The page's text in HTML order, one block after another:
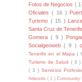
Fotos de Negocios (
Oficiales ( 16 )
Turismo ( 15 )
Santa Cruz de
Gomera ( 9 )
Socialgeoweb( 9 )
Tenerife en el Mapa(
Turismo de Salud ( 3
( 3 )Servicios
Adwords ( 1 ) Community